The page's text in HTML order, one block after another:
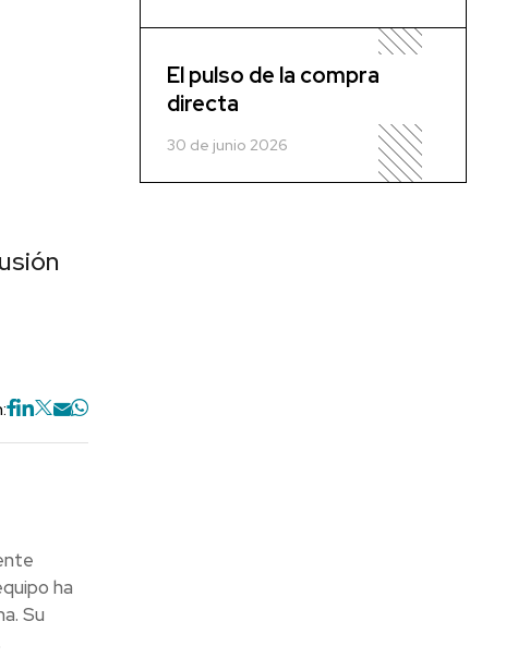
ha
Su
El pulso de la compra
directa
30 de junio 2026